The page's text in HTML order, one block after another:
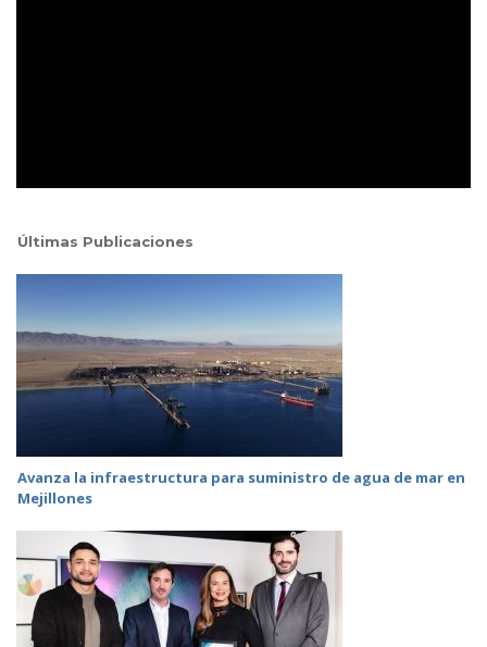
Últimas Publicaciones
Avanza la infraestructura para suministro de agua de mar en
Mejillones